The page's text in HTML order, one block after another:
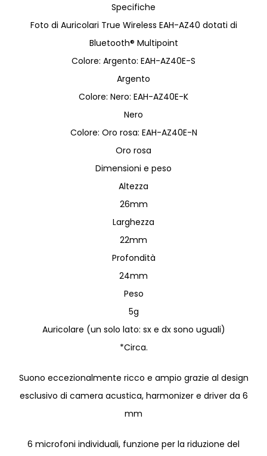
Specifiche
Foto di Auricolari True Wireless EAH-AZ40 dotati di
Bluetooth® Multipoint
Colore: Argento: EAH-AZ40E-S
Argento
Colore: Nero: EAH-AZ40E-K
Nero
Colore: Oro rosa: EAH-AZ40E-N
Oro rosa
Dimensioni e peso
Altezza
26mm
Larghezza
22mm
Profondità
24mm
Peso
5g
Auricolare (un solo lato: sx e dx sono uguali)
*Circa.
Suono eccezionalmente ricco e ampio grazie al design
esclusivo di camera acustica, harmonizer e driver da 6
mm
6 microfoni individuali, funzione per la riduzione del